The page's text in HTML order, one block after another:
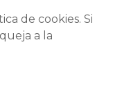
de cookies. Si
a la